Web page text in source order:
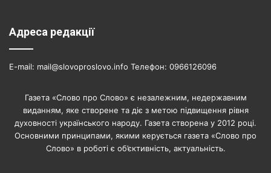
Адреса редакції
E-mail: mail@slovoproslovo.info Телефон: 0966126096
Газета «Слово про Слово» є незалежним, недержавним
виданням, яке створене та діє з метою підвищення рівня
духовності українського народу. Газета створена у 2012 році.
Основними принципами, якими керується газета «Слово про
Слово» в роботі є об’єктивність, актуальність.